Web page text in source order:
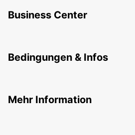
Business Center
Bedingungen & Infos
Mehr Information